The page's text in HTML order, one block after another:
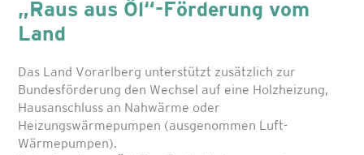
„Raus aus Öl“-Förderung vom
Land
Das Land Vorarlberg unterstützt zusätzlich zur
Bundesförderung den Wechsel auf eine Holzheizung,
Hausanschluss an Nahwärme oder
Heizungswärmepumpen (ausgenommen Luft-
Wärmepumpen).